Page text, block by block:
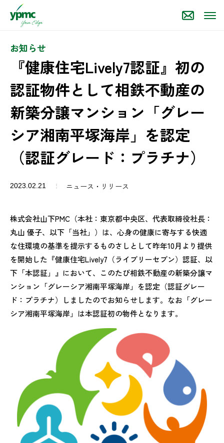
お知らせ
『健康住宅Lively7認証』初の
認証物件として相鉄不動産の
新築分譲マンション「グレー
シア湘南平塚海岸」を認定
（認証グレード：プラチナ）
2023.02.21 ニュース・リリース
株式会社山下PMC（本社：東京都中央区、代表取締役社長：
丸山 優子、以下「当社」）は、心身の健康に寄与する快適
な住環境の基準を提示するものさしとして昨年10月より提供
を開始した『健康住宅Lively7（ライブリーセブン）認証、以
下「本認証」』において、このたび相鉄不動産の新築分譲マ
ンション「グレーシア湘南平塚海岸」を認定（認証グレー
ド：プラチナ）しましたのでお知らせします。なお「グレー
シア湘南平塚海岸」は本認証初の物件となります。